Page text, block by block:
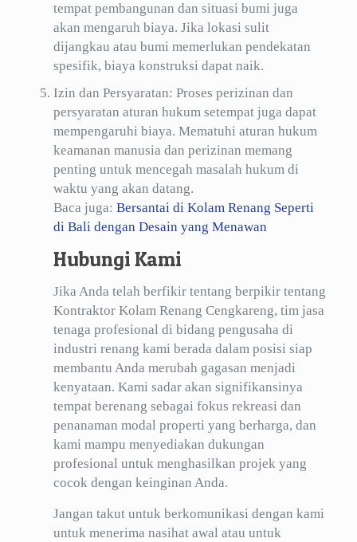
tempat pembangunan dan situasi bumi juga
akan mengaruh biaya. Jika lokasi sulit
dijangkau atau bumi memerlukan pendekatan
spesifik, biaya konstruksi dapat naik.
Izin dan Persyaratan: Proses perizinan dan
persyaratan aturan hukum setempat juga dapat
mempengaruhi biaya. Mematuhi aturan hukum
keamanan manusia dan perizinan memang
penting untuk mencegah masalah hukum di
waktu yang akan datang.
Baca juga: Bersantai di Kolam Renang Seperti
di Bali dengan Desain yang Menawan
Hubungi Kami
Jika Anda telah berfikir tentang berpikir tentang
Kontraktor Kolam Renang Cengkareng, tim jasa
tenaga profesional di bidang pengusaha di
industri renang kami berada dalam posisi siap
membantu Anda merubah gagasan menjadi
kenyataan. Kami sadar akan signifikansinya
tempat berenang sebagai fokus rekreasi dan
penanaman modal properti yang berharga, dan
kami mampu menyediakan dukungan
profesional untuk menghasilkan projek yang
cocok dengan keinginan Anda.
Jangan takut untuk berkomunikasi dengan kami
untuk menerima nasihat awal atau untuk